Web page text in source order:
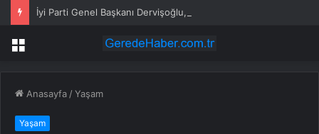
Menü
Anasayfa /Yaşam
Yaşam